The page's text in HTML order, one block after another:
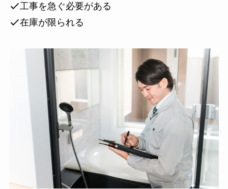
工事を急ぐ必要がある
在庫が限られる